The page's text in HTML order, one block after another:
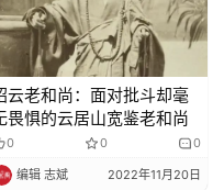
云老和尚：面对批斗却毫
畏惧的云居山宽鉴老和尚
0 0 0
编辑 志斌 2022年11月20日